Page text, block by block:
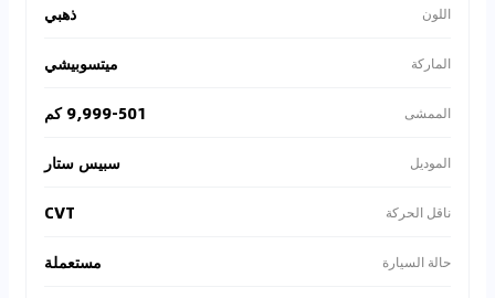
اللون ذهبي
الماركة ميتسوبيشي
الممشى 9,999-501 كم
الموديل سبيس ستار
ناقل الحركة CVT
حالة السيارة مستعملة